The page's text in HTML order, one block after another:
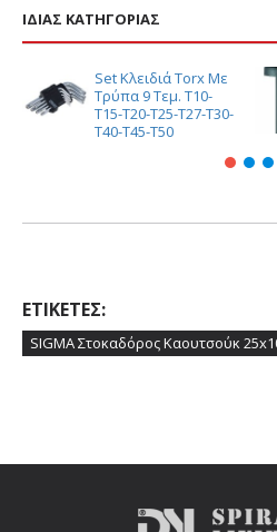
ΊΔΙΑΣ ΚΑΤΗΓΟΡΊΑΣ
Set Κλειδιά Torx Με
Τρύπα 9 Τεμ. T10-
T15-T20-T25-T27-T30-
T40-T45-T50
ΕΤΙΚΈΤΕΣ:
SIGMA Στοκαδόρος Καουτσούκ